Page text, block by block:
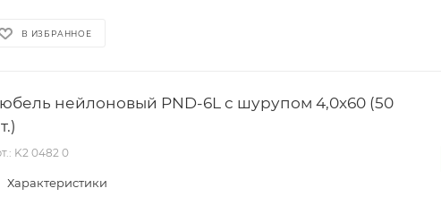
В ИЗБРАННОЕ
нейлоновый PND-6L с шурупом 4,0x60 (50
K2 0482 0
Характеристики